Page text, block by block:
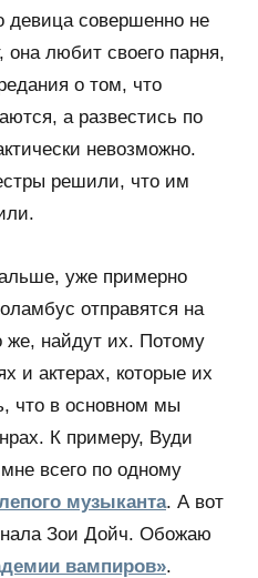
девица совершенно не
она любит своего парня,
о том, что
а развестись по
невозможно.
решили, что им
уже примерно
отправятся на
же, найдут их. Потому
и актерах, которые их
что в основном мы
К примеру, Вуди
всего по одному
музыканта. А вот
Зои Дойч. Обожаю
вампиров».